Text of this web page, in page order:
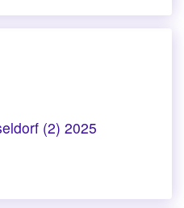
(2) 2025